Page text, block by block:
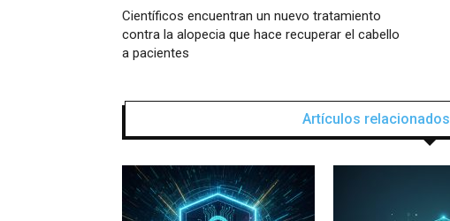
Científicos encuentran un nuevo tratamiento
contra la alopecia que hace recuperar el cabello
a pacientes
Artículos relacionados